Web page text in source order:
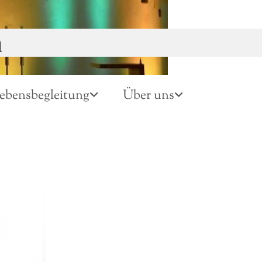
Über uns